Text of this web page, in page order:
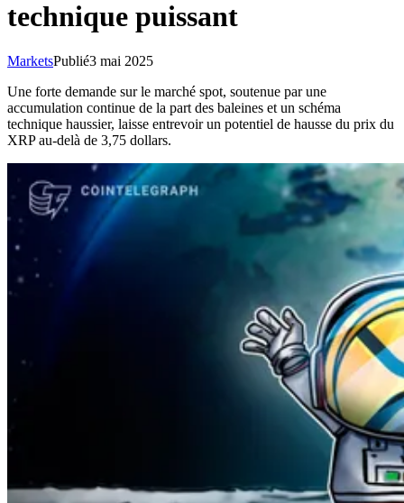
technique puissant
MarketsPublié3 mai 2025
Une forte demande sur le marché spot, soutenue par une
accumulation continue de la part des baleines et un schéma
technique haussier, laisse entrevoir un potentiel de hausse du prix du
XRP au-delà de 3,75 dollars.